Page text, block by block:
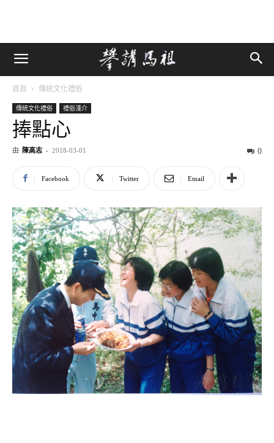
首頁 傳統文化禮俗
傳統文化禮俗 禮俗淺介
捧點心
由 陳高志 - 2018-03-01 0
Facebook Twitter Email